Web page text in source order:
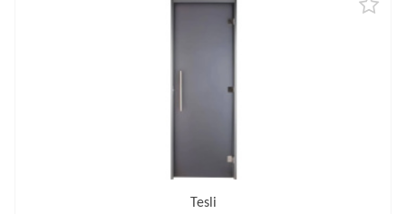
Tesli